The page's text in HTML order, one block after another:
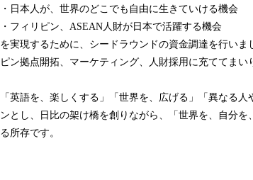
・日本人が、世界のどこでも自由に生きていける機会
・フィリピン、ASEAN人財が日本で活躍する機会
を実現するために、シードラウンドの資金調達を行い
ピン拠点開拓、マーケティング、人財採用に充ててまい
「英語を、楽しくする」「世界を、広げる」「異なる
ンとし、日比の架け橋を創りながら、「世界を、自分
る所存です。